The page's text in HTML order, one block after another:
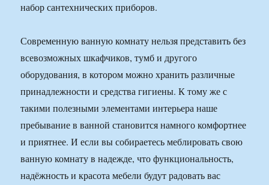
набор сантехнических приборов.
Современную ванную комнату нельзя представить без
всевозможных шкафчиков, тумб и другого
оборудования, в котором можно хранить различные
принадлежности и средства гигиены. К тому же с
такими полезными элементами интерьера наше
пребывание в ванной становится намного комфортнее
и приятнее. И если вы собираетесь меблировать свою
ванную комнату в надежде, что функциональность,
надёжность и красота мебели будут радовать вас